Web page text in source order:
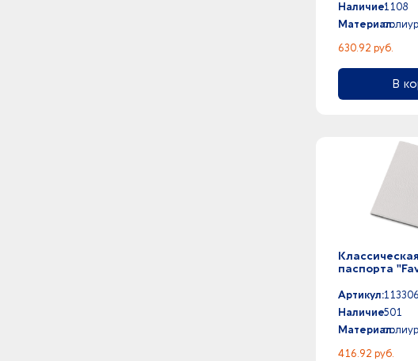
Наличие:1108
Материал:
630.92 руб.
В
паспорта
Артикул:113306
Наличие:501
Материал:
416.92 руб.